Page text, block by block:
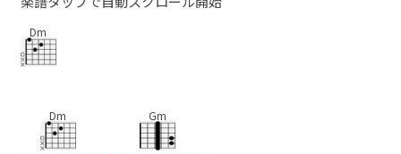
Dm
Dm Gm